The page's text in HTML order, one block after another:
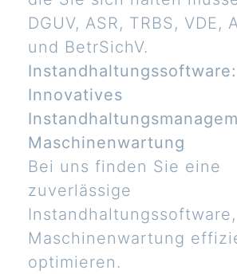
DGUV, ASR, TRBS, VDE,
und BetrSichV.
Instandhaltungssoftware:
Innovatives
Maschinenwartung
Bei uns finden Sie eine
zuverlässige
Maschinenwartung
optimieren.